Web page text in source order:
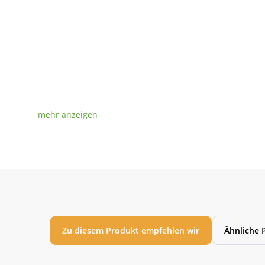
Zu diesem Produkt empfehlen wir Ähnliche